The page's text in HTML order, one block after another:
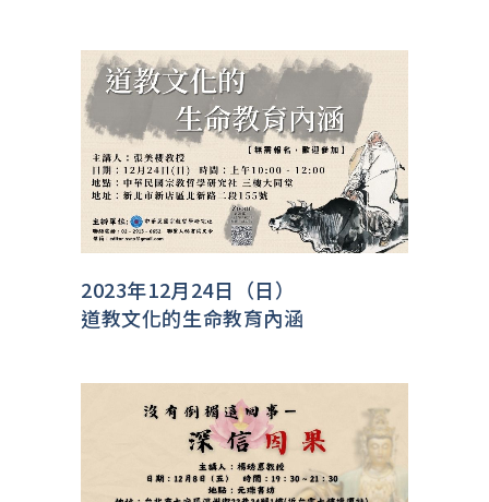
2023年12月24日（日）
道教文化的生命教育內涵